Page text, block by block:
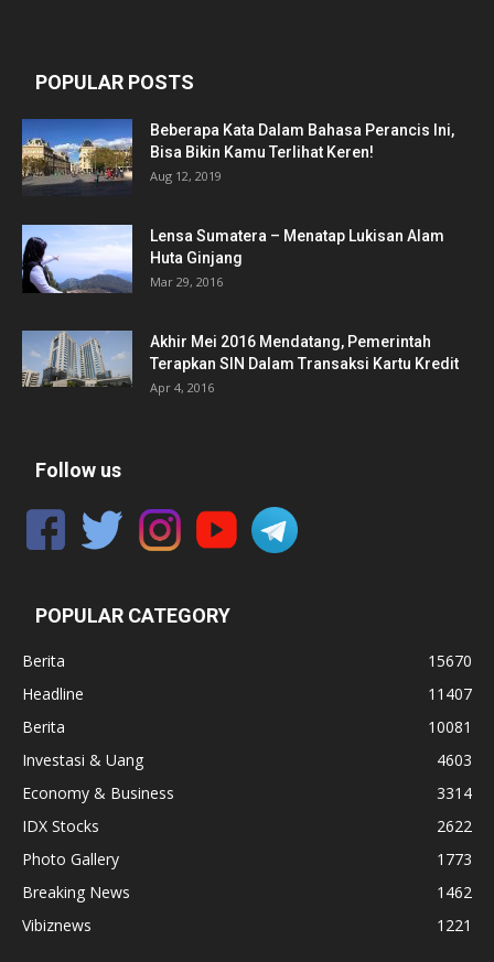
POPULAR POSTS
Beberapa Kata Dalam Bahasa Perancis Ini,
Bisa Bikin Kamu Terlihat Keren!
Aug 12, 2019
Lensa Sumatera – Menatap Lukisan Alam
Huta Ginjang
Mar 29, 2016
Akhir Mei 2016 Mendatang, Pemerintah
Terapkan SIN Dalam Transaksi Kartu Kredit
Apr 4, 2016
Follow us
POPULAR CATEGORY
Berita
15670
Headline
11407
Berita
10081
Investasi & Uang
4603
Economy & Business
3314
IDX Stocks
2622
Photo Gallery
1773
Breaking News
1462
Vibiznews
1221